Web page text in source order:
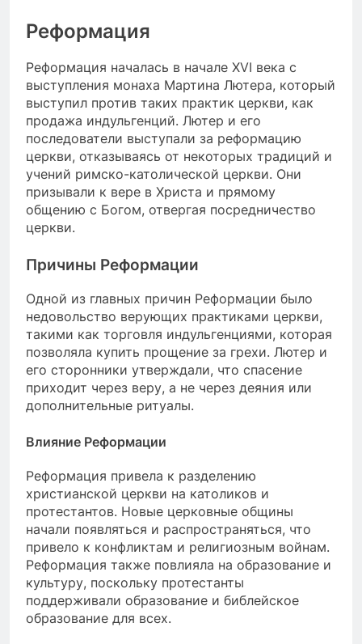
Реформация
Реформация началась в начале XVI века с
выступления монаха Мартина Лютера, который
выступил против таких практик церкви, как
продажа индульгенций. Лютер и его
последователи выступали за реформацию
церкви, отказываясь от некоторых традиций и
учений римско-католической церкви. Они
призывали к вере в Христа и прямому
общению с Богом, отвергая посредничество
церкви.
Причины Реформации
Одной из главных причин Реформации было
недовольство верующих практиками церкви,
такими как торговля индульгенциями, которая
позволяла купить прощение за грехи. Лютер и
его сторонники утверждали, что спасение
приходит через веру, а не через деяния или
дополнительные ритуалы.
Влияние Реформации
Реформация привела к разделению
христианской церкви на католиков и
протестантов. Новые церковные общины
начали появляться и распространяться, что
привело к конфликтам и религиозным войнам.
Реформация также повлияла на образование и
культуру, поскольку протестанты
поддерживали образование и библейское
образование для всех.